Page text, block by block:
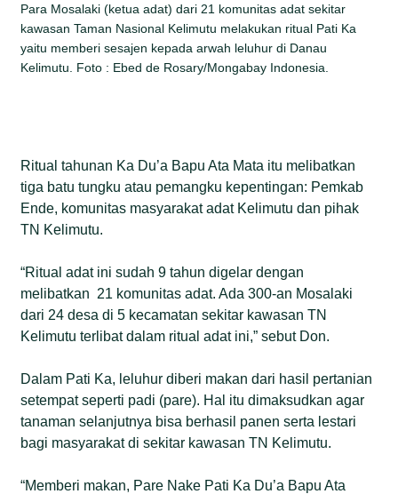
Para Mosalaki (ketua adat) dari 21 komunitas adat sekitar
kawasan Taman Nasional Kelimutu melakukan ritual Pati Ka
yaitu memberi sesajen kepada arwah leluhur di Danau
Kelimutu. Foto : Ebed de Rosary/Mongabay Indonesia.
Ritual tahunan Ka Du’a Bapu Ata Mata itu melibatkan
tiga batu tungku atau pemangku kepentingan: Pemkab
Ende, komunitas masyarakat adat Kelimutu dan pihak
TN Kelimutu.
“Ritual adat ini sudah 9 tahun digelar dengan
melibatkan 21 komunitas adat. Ada 300-an Mosalaki
dari 24 desa di 5 kecamatan sekitar kawasan TN
Kelimutu terlibat dalam ritual adat ini,” sebut Don.
Dalam Pati Ka, leluhur diberi makan dari hasil pertanian
setempat seperti padi (pare). Hal itu dimaksudkan agar
tanaman selanjutnya bisa berhasil panen serta lestari
bagi masyarakat di sekitar kawasan TN Kelimutu.
“Memberi makan, Pare Nake Pati Ka Du’a Bapu Ata